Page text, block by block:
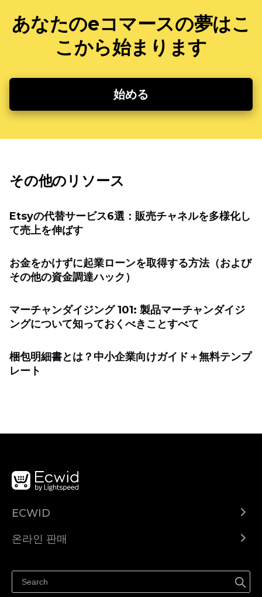
あなたのeコマースの夢はこ
こから始まります
始める
その他のリソース
Etsyの代替サービス6選：販売チャネルを多様化し
て売上を伸ばす
お金をかけずに起業ローンを取得する方法（および
その他の資金調達ハック）
マーチャンダイジング 101: 製品マーチャンダイジ
ングについて知っておくべきことすべて
梱包明細書とは？中小企業向けガイド＋無料テンプ
レート
ECWID
도움말 센터
온라인 판매
페이스북에서 판매하기
인스타그램에서 판매하기